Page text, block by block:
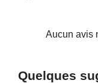
Aucun avis
Quelques